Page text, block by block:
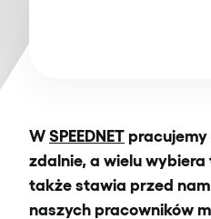
WSPEEDNET pracujemy
zdalnie, a wielu
także stawia przed
naszych pracowników